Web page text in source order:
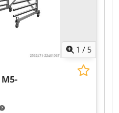
1 / 5
M5-